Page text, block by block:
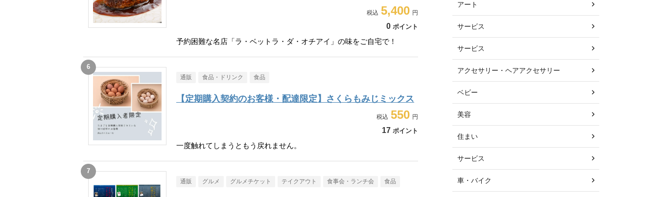
5,400
0 ポイント
予約困難な名店「ラ・ベットラ・ダ・オチアイ」の味をご自宅で！
通販 食品・ドリンク 食品
【定期購入契約のお客様・配達限定】さくらもみじミックス
550
17 ポイント
一度触れてしまうともう戻れません。
通販 グルメ グルメチケット テイクアウト 食事会・ランチ会 食品
アート
サービス
サービス
アクセサリー・ヘアアクセサリー
ベビー
美容
住まい
サービス
車・バイク